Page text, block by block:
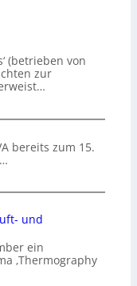
(betrieben von
zur
bereits zum 15.
und
ein
‚Thermography